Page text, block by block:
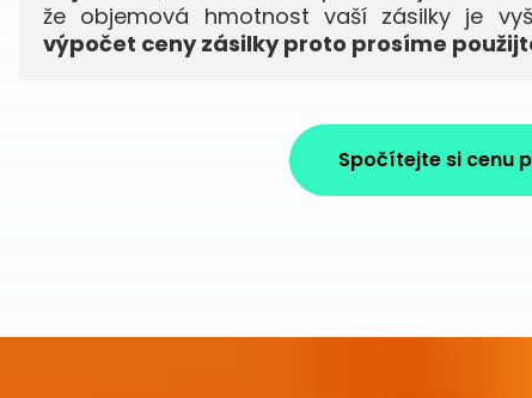
že objemová hmotnost vaší zásilky je
výpočet ceny zásilky proto prosíme
Spočítejte si cenu